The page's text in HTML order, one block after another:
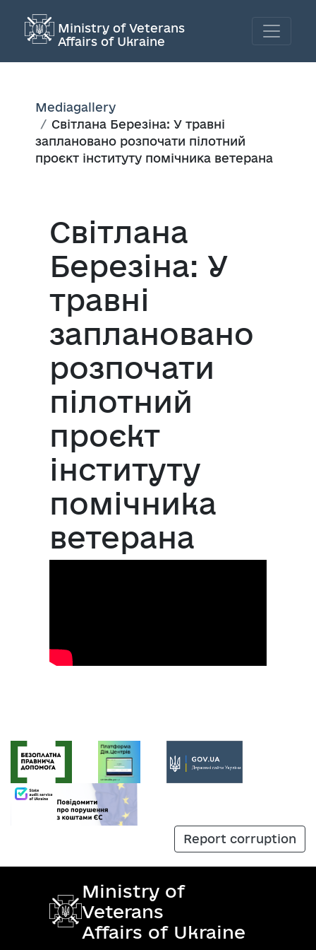
Ministry of Veterans
Affairs of Ukraine
Mediagallery
Світлана Березіна: У травні
заплановано розпочати пілотний
проєкт інституту помічника ветерана
Світлана
Березіна: У
травні
заплановано
розпочати
пілотний
проєкт
інституту
помічника
ветерана
Report corruption
Ministry of
Veterans
Affairs of Ukraine